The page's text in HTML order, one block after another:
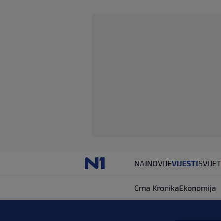
NAJNOVIJEVIJESTISVIJET
Crna KronikaEkonomija